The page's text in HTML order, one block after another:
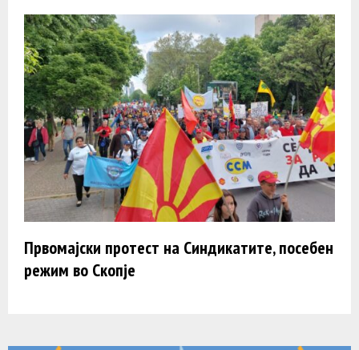
Првомајски протест на Синдикатите, посебен
режим во Скопје